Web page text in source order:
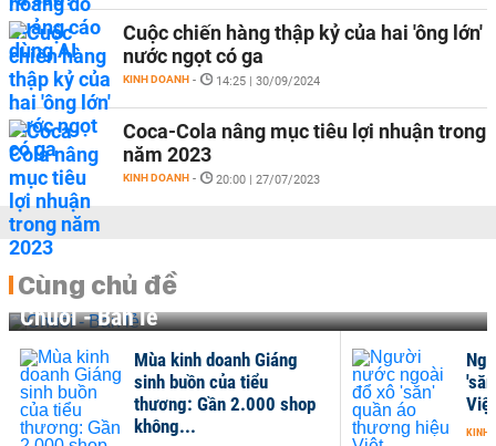
Cuộc chiến hàng thập kỷ của hai 'ông lớn'
nước ngọt có ga
KINH DOANH - 14:25 | 30/09/2024
Coca-Cola nâng mục tiêu lợi nhuận trong
năm 2023
KINH DOANH - 20:00 | 27/07/2023
Cùng chủ đề
Chuỗi - Bán lẻ
Mùa kinh doanh Giáng
sinh buồn của tiểu
thương: Gần 2.000 shop
không...
Việt
KINH